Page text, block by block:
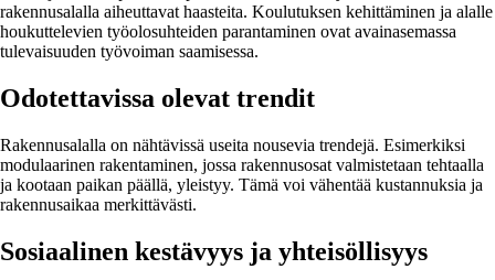
rakennusalalla aiheuttavat haasteita. Koulutuksen kehittäminen ja alalle
houkuttelevien työolosuhteiden parantaminen ovat avainasemassa
tulevaisuuden työvoiman saamisessa.
Odotettavissa olevat trendit
Rakennusalalla on nähtävissä useita nousevia trendejä. Esimerkiksi
modulaarinen rakentaminen, jossa rakennusosat valmistetaan tehtaalla
ja kootaan paikan päällä, yleistyy. Tämä voi vähentää kustannuksia ja
rakennusaikaa merkittävästi.
Sosiaalinen kestävyys ja yhteisöllisyys